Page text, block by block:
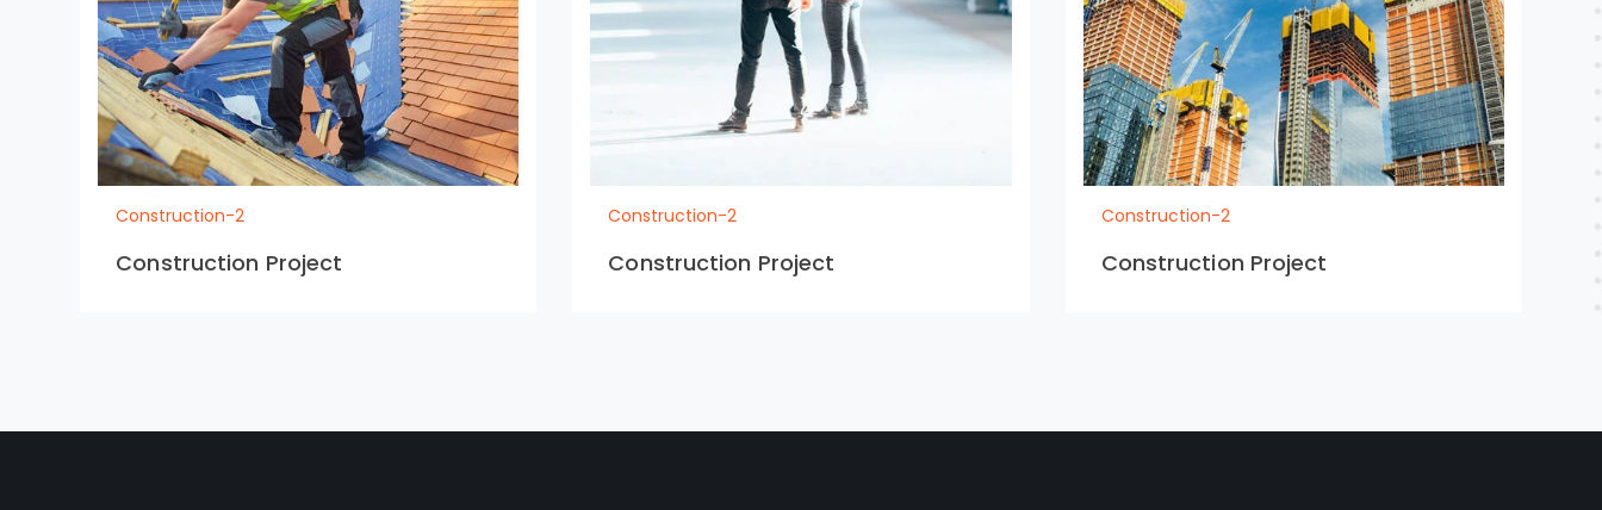
Construction-2
Construction Project
Construction-2
Construction Project
Construction-2
Construction Project